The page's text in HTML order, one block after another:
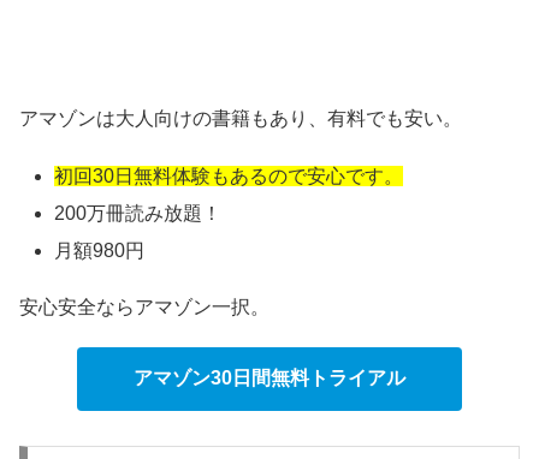
アマゾンは大人向けの書籍もあり、有料でも安い。
初回30日無料体験もあるので安心です。
200万冊読み放題！
月額980円
安心安全ならアマゾン一択。
アマゾン30日間無料トライアル